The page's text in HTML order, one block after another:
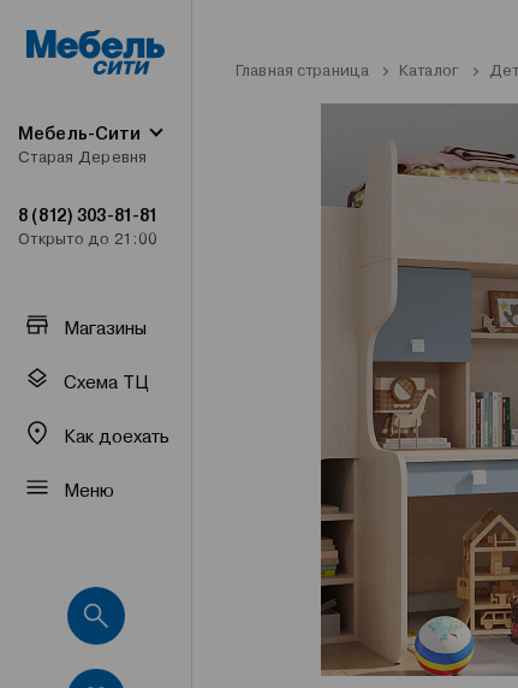
Мебель-Сити
Старая Деревня
8 (812) 303-81-81
Открыто до 21:00
Магазины
Схема ТЦ
Как доехать
Меню
Главная страница Каталог